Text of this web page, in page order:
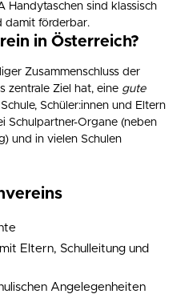
Handytaschen sind klassisch
damit förderbar.
in Österreich?
Zusammenschluss der
zentrale Ziel hat, eine gute
Schüler:innen und Eltern
Schulpartner-Organe (neben
und in vielen Schulen
Eltern, Schulleitung und
Angelegenheiten